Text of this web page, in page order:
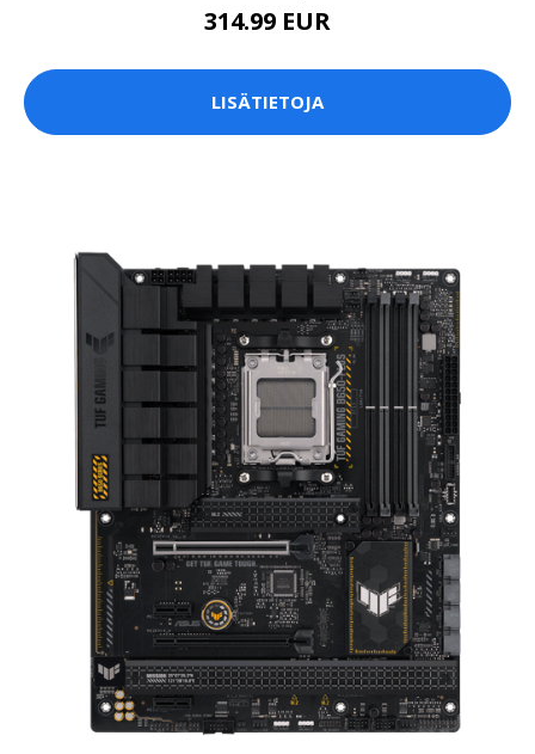
314.99 EUR
LISÄTIETOJA